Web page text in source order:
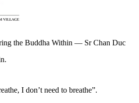
the Buddha Within — Sr Chan Duc
I don’t need to breathe”.